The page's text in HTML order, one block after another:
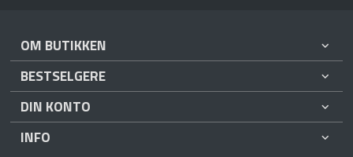
OM BUTIKKEN
BESTSELGERE
DIN KONTO
INFO